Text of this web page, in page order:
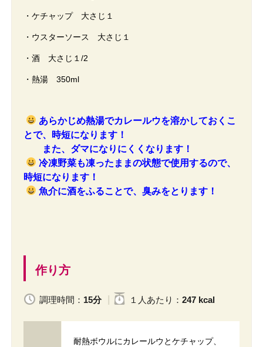
・ケチャップ 大さじ１
・ウスターソース 大さじ１
・酒 大さじ１/2
・熱湯 350ml
あらかじめ熱湯でカレールウを溶かしておくこ
とで、時短になります！
また、ダマになりにくくなります！
冷凍野菜も凍ったままの状態で使用するので、
時短になります！
魚介に酒をふることで、臭みをとります！
作り方
調理時間： 15分 １人 あたり ： 247 kcal
耐熱ボウルにカレールウとケチャップ、